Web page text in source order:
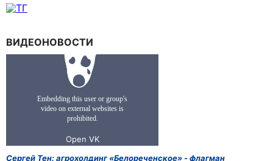
ВИДЕОНОВОСТИ
Сергей Тен: агрохолдинг «Белореченское» - флагман